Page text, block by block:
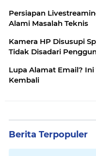
Persiapan
Alami Masalah Teknis
Kamera HP Disusupi
Tidak Disadari
Lupa Alamat Email?
Kembali
Berita Terpopuler